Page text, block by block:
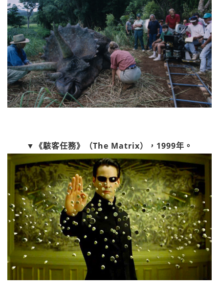
▼《駭客任務》（The Matrix），1999年。